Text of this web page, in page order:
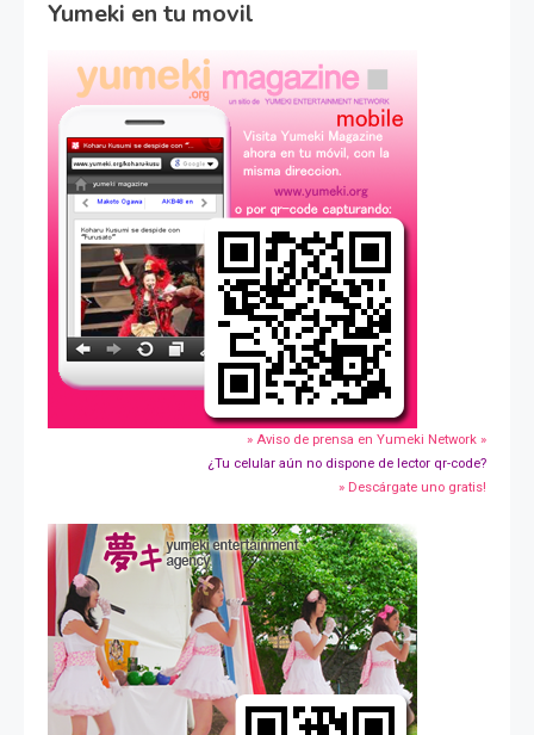
Yumeki en tu movil
» Aviso de prensa en Yumeki Network »
¿Tu celular aún no dispone de lector qr-code?
» Descárgate uno gratis!